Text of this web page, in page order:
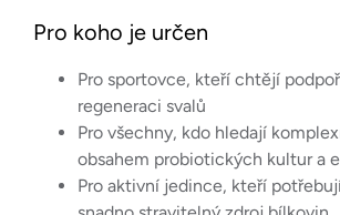
Pro koho je určen
Pro sportovce, kteří chtějí
regeneraci svalů
Pro všechny, kdo hledají
obsahem probiotických kultur a
Pro aktivní jedince, kteří